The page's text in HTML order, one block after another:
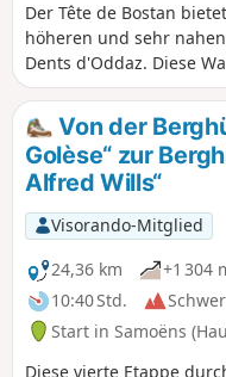
Der Tête de Bostan
höheren und sehr
Dents d'Oddaz. Diese
diesen Gipfel über die
Pas de la Latte. Der
des Col de la Golèse.
Von der
Golèse“ zur
Alfred Wills“
Visorando-Mitglied
24,36 km
+1 304
10:40 Std.
Schwer
Start in Samoëns
Diese vierte Etappe